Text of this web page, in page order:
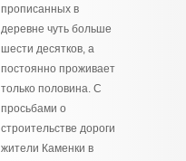
прописанных в
деревне чуть больше
шести десятков, а
постоянно проживает
только половина. С
просьбами о
строительстве дороги
жители Каменки в